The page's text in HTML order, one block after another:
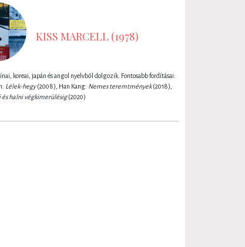
KISS MARCELL (1978)
koreai, japán és angol nyelvből dolgozik. Fontosabb fordításai:
Lélek-hegy(2008), Han Kang: Nemes teremtmények(2018),
és halni végkimerülésig(2020)